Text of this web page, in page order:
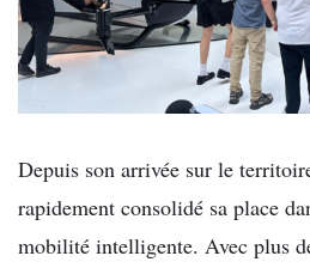
Depuis son arrivée sur le
rapidement consolidé sa place
mobilité intelligente. Avec plus